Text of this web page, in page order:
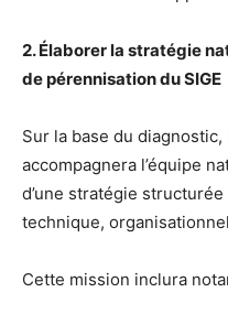
2. Élaborer la stratégie
de pérennisation du SIGE
Sur la base du
accompagnera l’équipe
d’une stratégie
technique,
Cette mission inclura